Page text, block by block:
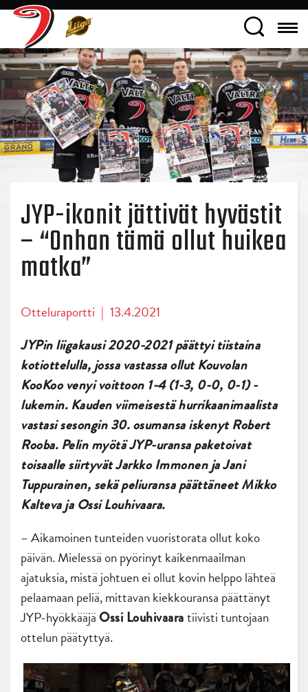
JYP-ikonit jättivät hyvästit
– “Onhan tämä ollut huikea
matka”
Otteluraportti | 13.4.2021
JYPin liigakausi 2020-2021 päättyi tiistaina
kotiottelulla, jossa vastassa ollut Kouvolan
KooKoo venyi voittoon 1-4 (1-3, 0-0, 0-1) -
lukemin. Kauden viimeisestä hurrikaanimaalista
vastasi sesongin 30. osumansa iskenyt Robert
Rooba. Pelin myötä JYP-uransa paketoivat
toisaalle siirtyvät Jarkko Immonen ja Jani
Tuppurainen, sekä peliuransa päättäneet Mikko
Kalteva ja Ossi Louhivaara.
– Aikamoinen tunteiden vuoristorata ollut koko
päivän. Mielessä on pyörinyt kaikenmaailman
ajatuksia, mistä johtuen ei ollut kovin helppo lähteä
pelaamaan peliä, mittavan kiekkouransa päättänyt
JYP-hyökkääjäOssi Louhivaaratiivisti tuntojaan
ottelun päätyttyä.